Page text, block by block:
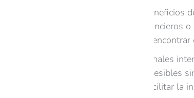
Uno de los grandes beneficios
análisis de riesgos financieros
reacciones químicas y
Para pymes y profesionales
nube, que ya están accesibles
investigación puede facilitar la